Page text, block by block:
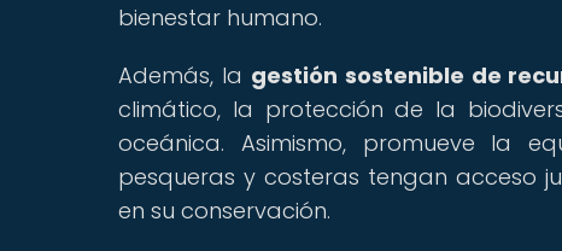
bienestar humano.
Además, la gestión sostenible de
climático, la protección de la
oceánica. Asimismo, promueve la
pesqueras y costeras tengan acceso
en su conservación.